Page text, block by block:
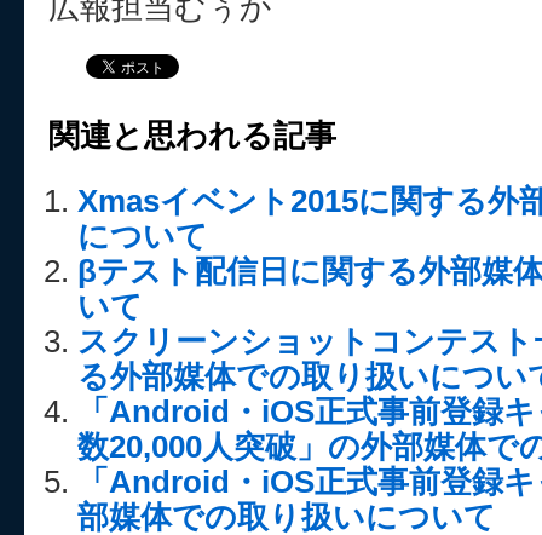
広報担当むぅか
関連と思われる記事
Xmasイベント2015に関する外
について
βテスト配信日に関する外部媒
いて
スクリーンショットコンテス
る外部媒体での取り扱いについ
「Android・iOS正式事前登録
数20,000人突破」の外部媒体で
「Android・iOS正式事前登録
部媒体での取り扱いについて